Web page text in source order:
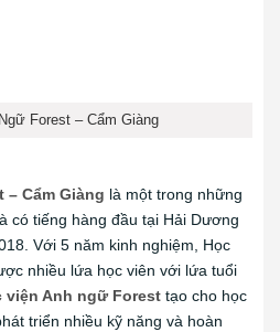
Forest – Cẩm Giàng
– Cẩm Giàng là một trong những
có tiếng hàng đầu tại Hải Dương
Với 5 năm kinh nghiệm, Học
nhiều lứa học viên với lứa tuổi
viện Anh ngữ Forest tạo cho học
triển nhiều kỹ năng và hoàn